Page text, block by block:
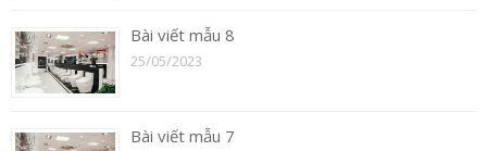
Bài viết mẫu 8
25/05/2023
Bài viết mẫu 7